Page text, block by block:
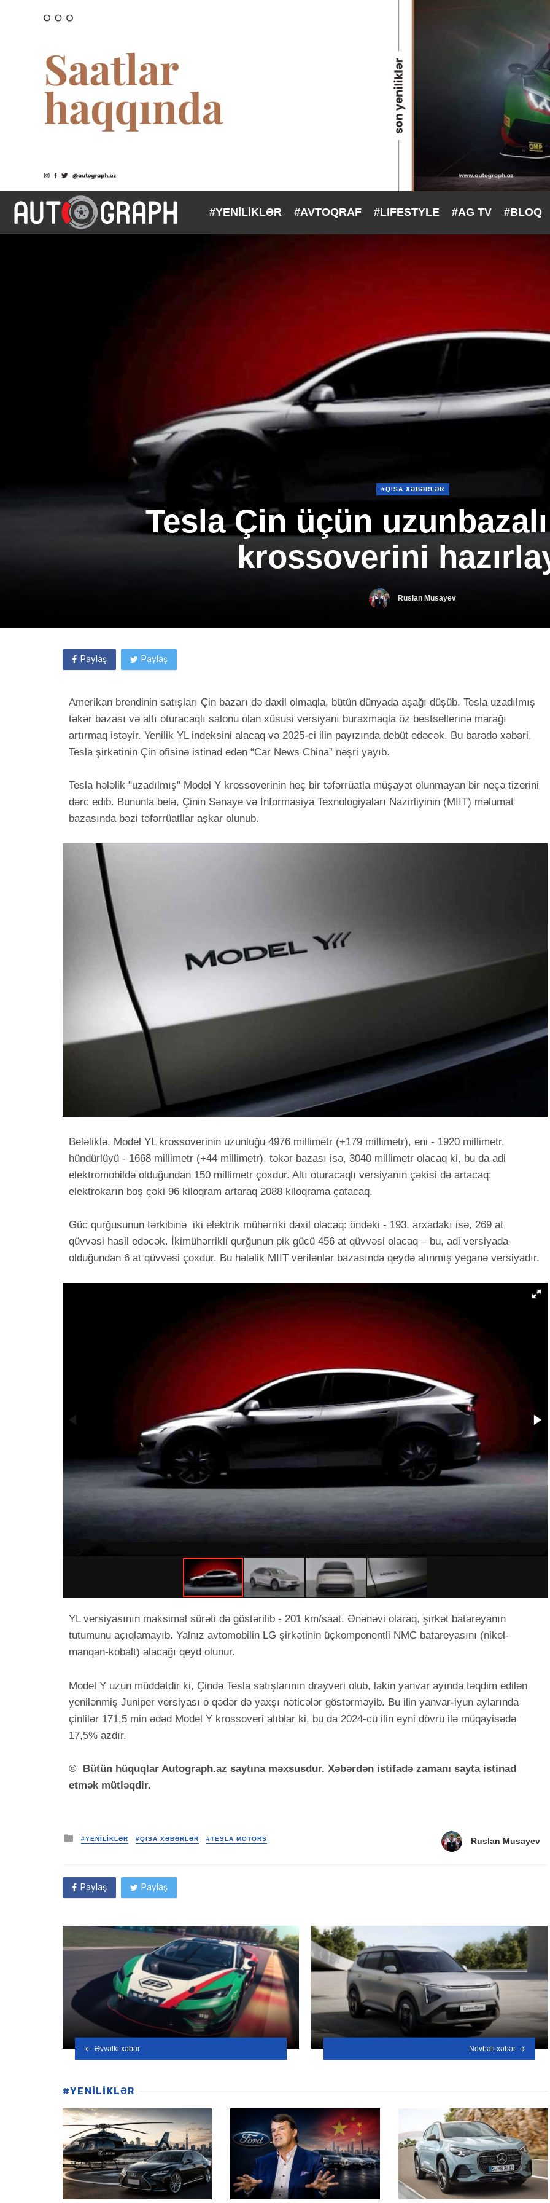
#YENİLİKLƏR #AVTOQRAF #LIFESTYLE #AG TV #BLOQ
#QISA XƏBƏRLƏR
Tesla Çin üçün
krossoverini
Ruslan Musayev
Paylaş Paylaş
Amerikan brendinin satışları Çin bazarı də daxil olmaqla, bütün dünyada aşağı düşüb. Tesla uzadılmış
təkər bazası və altı oturacaqlı salonu olan xüsusi versiyanı buraxmaqla öz bestsellerinə marağı
artırmaq istəyir. Yenilik YL indeksini alacaq və 2025-ci ilin payızında debüt edəcək. Bu barədə xəbəri,
Tesla şirkətinin Çin ofisinə istinad edən “Car News China” nəşri yayıb.
Tesla hələlik "uzadılmış" Model Y krossoverinin heç bir təfərrüatla müşayət olunmayan bir neçə tizerini
dərc edib. Bununla belə, Çinin Sənaye və İnformasiya Texnologiyaları Nazirliyinin (MIIT) məlumat
bazasında bəzi təfərrüatllar aşkar olunub.
Beləliklə, Model YL krossoverinin uzunluğu 4976 millimetr (+179 millimetr), eni - 1920 millimetr,
hündürlüyü - 1668 millimetr (+44 millimetr), təkər bazası isə, 3040 millimetr olacaq ki, bu da adi
elektromobildə olduğundan 150 millimetr çoxdur. Altı oturacaqlı versiyanın çəkisi də artacaq:
elektrokarın boş çəki 96 kiloqram artaraq 2088 kiloqrama çatacaq.
Güc qurğusunun tərkibinə iki elektrik mühərriki daxil olacaq: öndəki - 193, arxadakı isə, 269 at
qüvvəsi hasil edəcək. İkimühərrikli qurğunun pik gücü 456 at qüvvəsi olacaq – bu, adi versiyada
olduğundan 6 at qüvvəsi çoxdur. Bu hələlik MIIT verilənlər bazasında qeydə alınmış yeganə versiyadır.
YL versiyasının maksimal sürəti də göstərilib - 201 km/saat. Ənənəvi olaraq, şirkət batareyanın
tutumunu açıqlamayıb. Yalnız avtomobilin LG şirkətinin üçkomponentli NMC batareyasını (nikel-
manqan-kobalt) alacağı qeyd olunur.
Model Y uzun müddətdir ki, Çində Tesla satışlarının drayveri olub, lakin yanvar ayında təqdim edilən
yenilənmiş Juniper versiyası o qədər də yaxşı nəticələr göstərməyib. Bu ilin yanvar-iyun aylarında
çinlilər 171,5 min ədəd Model Y krossoveri alıblar ki, bu da 2024-cü ilin eyni dövrü ilə müqayisədə
17,5% azdır.
© Bütün hüquqlar Autograph.az saytına məxsusdur. Xəbərdən istifadə zamanı sayta istinad
etmək mütləqdir.
Posted
in
#YENİLİKLƏR #QISA XƏBƏRLƏR #TESLA MOTORS Ruslan Musayev
Paylaş Paylaş
Əvvəlki xəbər Növbəti xəbər
#YENİLİKLƏR